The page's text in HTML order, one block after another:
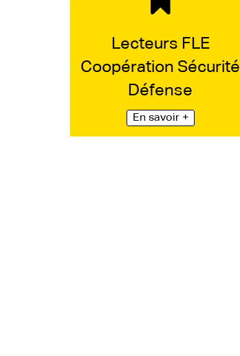
Lecteurs FLE
Coopération Sécurité
Défense
En savoir +